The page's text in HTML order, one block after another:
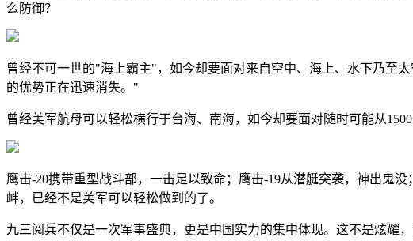
么防御？
曾经不可一世的"海上霸主"，如今却要面对来自空中、海上、水下乃至
的优势正在迅速消失。"
曾经美军航母可以轻松横行于台海、南海，如今却要面对随时可能从
鹰击-20携带重型战斗部，一击足以致命；鹰击-19从潜艇突袭，神出鬼
衅，已经不是美军可以轻松做到的了。
九三阅兵不仅是一次军事盛典，更是中国实力的集中体现。这不是炫耀